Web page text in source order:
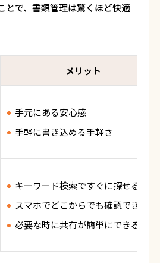
とで、書類管理は驚くほど快適
メリット
手元にある安心感
手軽に書き込める手軽さ
キーワード検索ですぐに探せる
スマホでどこからでも確認できる
必要な時に共有が簡単にできる